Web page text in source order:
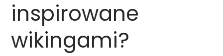
inspirowane
wikingami?